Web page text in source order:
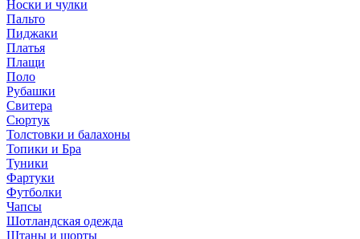
Носки и чулки
Пальто
Пиджаки
Платья
Плащи
Поло
Рубашки
Свитера
Сюртук
Толстовки и балахоны
Топики и Бра
Туники
Фартуки
Футболки
Чапсы
Шотландская одежда
Штаны и шорты